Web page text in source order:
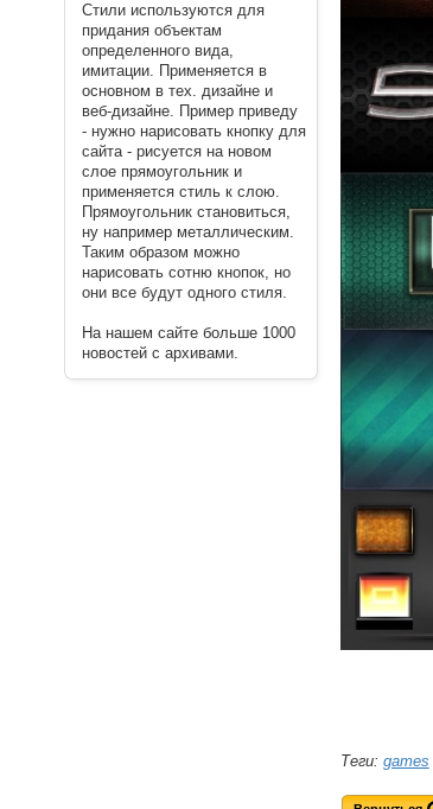
Теги: games
Стили используются для
придания объектам
определенного вида,
имитации. Применяется в
основном в тех. дизайне и
веб-дизайне. Пример приведу
- нужно нарисовать кнопку для
сайта - рисуется на новом
слое прямоугольник и
применяется стиль к слою.
Прямоугольник становиться,
ну например металлическим.
Таким образом можно
нарисовать сотню кнопок, но
они все будут одного стиля.
На нашем сайте больше 1000
новостей с архивами.